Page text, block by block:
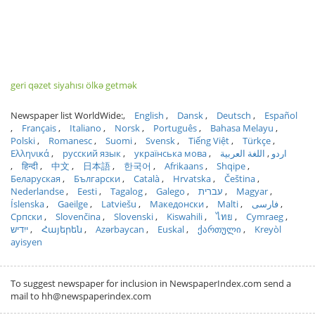
geri qəzet siyahısı ölkə getmək
Newspaper list WorldWide: English Dansk Deutsch
Español
Français
Italiano Norsk Português
Bahasa Melayu
Polski
Romanesc Suomi Svensk Tiếng Việt
Türkçe
Ελληνικά
русский язык українська мова اردو
اللغة العربية
हिन्दी
中文 日本語 한국어 Afrikaans
Shqipe
Беларуская
Български Català Hrvatska
Čeština
Nederlandse
Eesti Tagalog Galego עברית
Magyar
Íslenska
Gaeilge Latviešu Македонски Malti
فارسی
Српски
Slovenčina Slovenski Kiswahili ไทย
Cymraeg
ייִדיש
Հայերեն Azərbaycan Euskal ქართული
Kreyòl
ayisyen
To suggest newspaper for inclusion in NewspaperIndex.com send a
mail to hh@newspaperindex.com